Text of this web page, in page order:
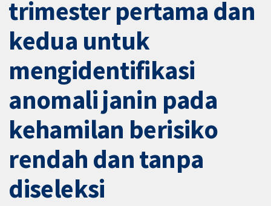
trimester pertama dan
kedua untuk
mengidentifikasi
anomali janin pada
kehamilan berisiko
rendah dan tanpa
diseleksi